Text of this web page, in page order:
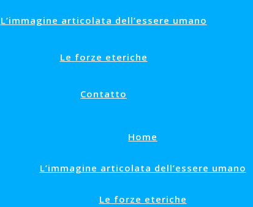
L’immagine articolata dell’essere umano
Le forze eteriche
Contatto
Home
L’immagine articolata dell’essere umano
Le forze eteriche